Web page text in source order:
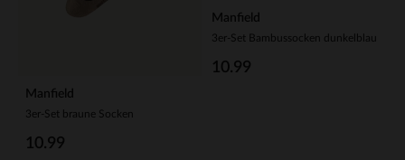
Manfield
3er-Set braune Socken
10.99
Manfield
3er-Set Bambussocken dunkelblau
10.99